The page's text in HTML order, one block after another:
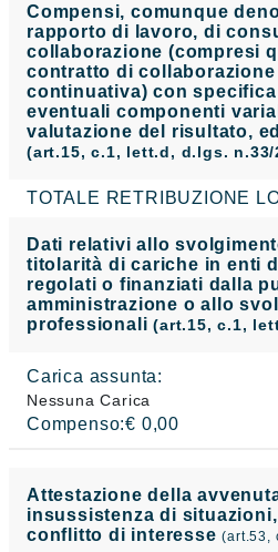
Compensi, comunque
rapporto di lavoro, di
collaborazione (compresi
contratto di
continuativa) con
eventuali componenti
valutazione del risultato,
(art.15, c.1, lett.d, d.lgs. n.33/
TOTALE RETRIBUZIONE
Dati relativi allo
titolarità di cariche in enti
regolati o finanziati dalla
amministrazione o allo
professionali(art.15, c.1,
Carica assunta:
Nessuna Carica
Compenso:€ 0,00
Attestazione della
insussistenza di
conflitto di interesse(art.53,